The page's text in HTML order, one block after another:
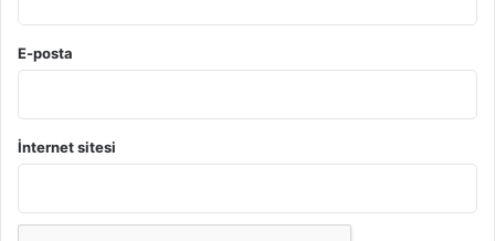
E-posta
İnternet sitesi